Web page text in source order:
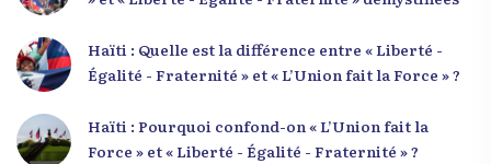
Haïti : Quelle est la différence entre « Liberté -
Égalité - Fraternité » et « L’Union fait la Force » ?
Haïti : Pourquoi confond-on « L’Union fait la
Force » et « Liberté - Égalité - Fraternité » ?